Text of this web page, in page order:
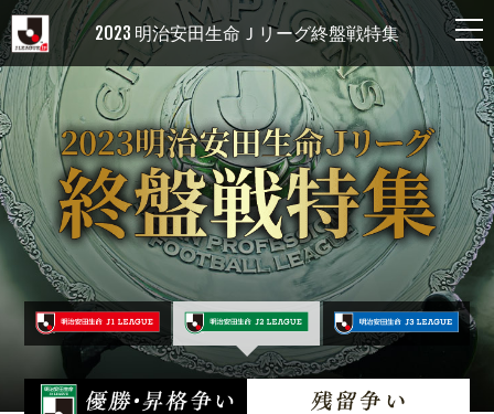
2023 明治安田生命Ｊリーグ終盤戦特集